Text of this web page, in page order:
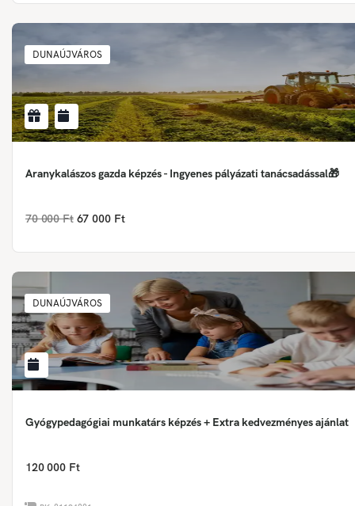
DUNAÚJVÁROS
Aranykalászos gazda képzés - Ingyenes pályázati tanácsadással🎁
70 000 Ft 67 000 Ft
DUNAÚJVÁROS
Gyógypedagógiai munkatárs képzés + Extra kedvezményes ajánlat
120 000 Ft